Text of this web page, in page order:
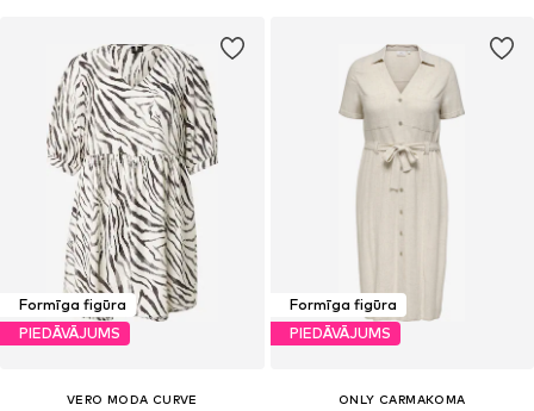
Formīga figūra
PIEDĀVĀJUMS
VERO MODA CURVE
Formīga figūra
PIEDĀVĀJUMS
ONLY CARMAKOMA